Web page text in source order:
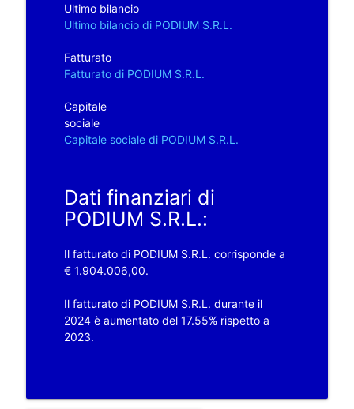
Ultimo bilancio
Ultimo bilancio di PODIUM S.R.L.
Fatturato
Fatturato di PODIUM S.R.L.
Capitale
sociale
Capitale sociale di PODIUM S.R.L.
Dati finanziari di
PODIUM S.R.L.:
Il fatturato di PODIUM S.R.L. corrisponde a
€ 1.904.006,00.
Il fatturato di PODIUM S.R.L. durante il
2024 è aumentato del 17.55% rispetto a
2023.